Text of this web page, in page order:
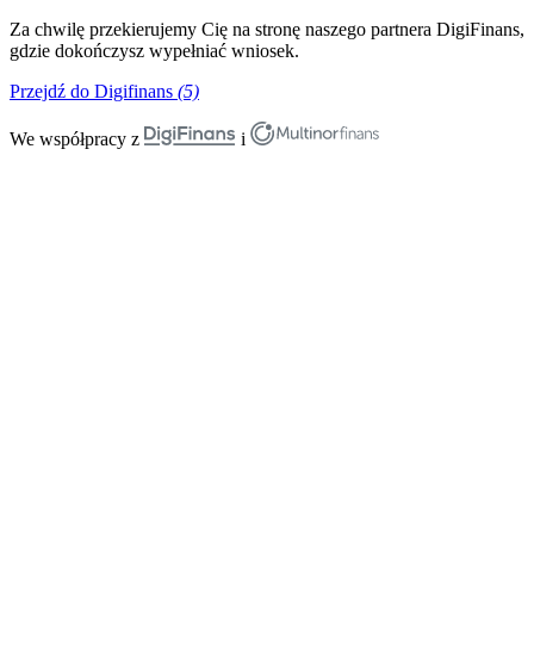
Za chwilę przekierujemy Cię na stronę naszego partnera DigiFinans,
gdzie dokończysz wypełniać wniosek.
Przejdź do Digifinans (5)
We współpracy z i